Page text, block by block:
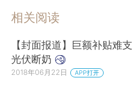
相关阅读
【封面报道】巨额补贴难支
光伏断奶
2018年06月22日 APP打开